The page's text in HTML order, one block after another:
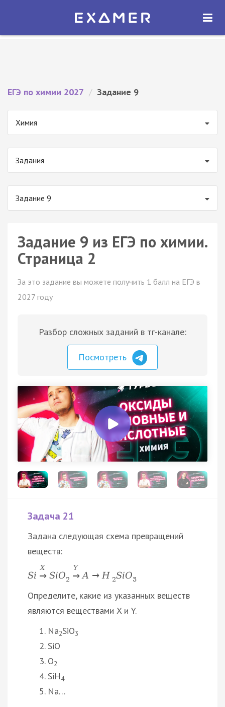
Экзамер — ЕГЭ 2027
ОТКРЫТЬ
ЕГЭ по химии 2027 / Задание 9
Химия
Задания
Задание 9
Задание 9 из ЕГЭ по химии.
Страница 2
За это задание вы можете получить 1 балл на ЕГЭ в
2027 году
Разбор сложных заданий в тг-канале:
Посмотреть
Задача 21
Задана следующая схема превращений
веществ:
Si
X
→ SiO2
Y
→ A → H 2SiO3
Определите, какие из указанных веществ
являются веществами X и Y.
Na2SiO3
SiO
O2
SiH4
Na…